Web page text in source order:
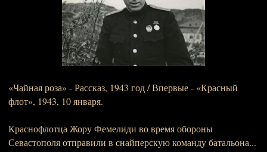
«Чайная роза» - Рассказ, 1943 год / Впервые - «Красный
флот», 1943, 10 января.
Краснофлотца Жору Фемелиди во время обороны
Севастополя отправили в снайперскую команду батальона...